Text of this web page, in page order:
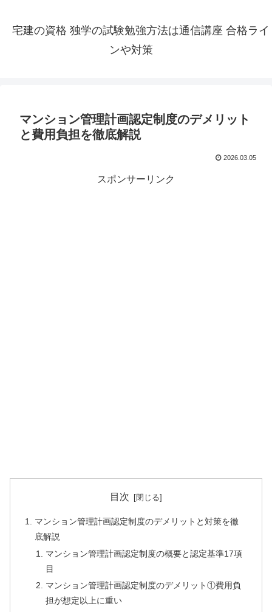
宅建の資格 独学の試験勉強方法は通信講座 合格ライ
ンや対策
マンション管理計画認定制度のデメリット
と費用負担を徹底解説
2026.03.05
スポンサーリンク
目次
マンション管理計画認定制度のデメリットと対策を徹
底解説
マンション管理計画認定制度の概要と認定基準17項
目
マンション管理計画認定制度のデメリット①費用負
担が想定以上に重い